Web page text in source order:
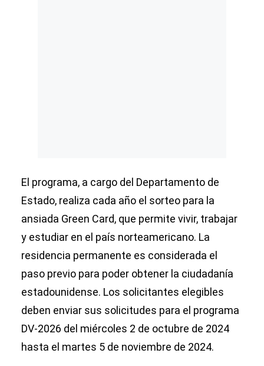
El programa, a cargo del Departamento de
Estado, realiza cada año el sorteo para la
ansiada Green Card, que permite vivir, trabajar
y estudiar en el país norteamericano. La
residencia permanente es considerada el
paso previo para poder obtener la ciudadanía
estadounidense. Los solicitantes elegibles
deben enviar sus solicitudes para el programa
DV-2026 del miércoles 2 de octubre de 2024
hasta el martes 5 de noviembre de 2024.